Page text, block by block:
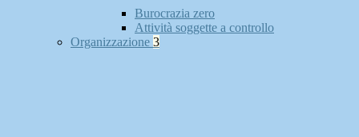
Burocrazia zero
Attività soggette a controllo
Organizzazione 3